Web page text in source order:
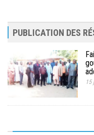
PUBLICATION DES
15